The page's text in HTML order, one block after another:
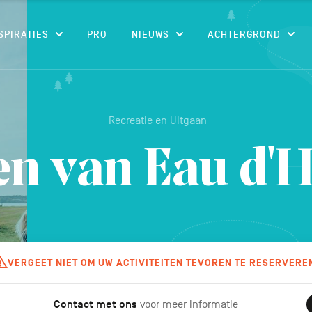
PRO NIEUWS ACHTERGROND
Recreatie en Uitgaan
van Eau
VERGEET NIET OM UW ACTIVITEITEN TEVOREN TE
Contact met ons voor meer informatie